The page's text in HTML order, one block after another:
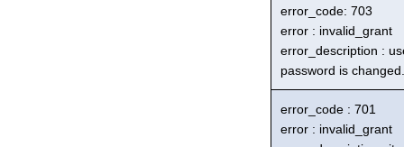
error_code: 703
error : invalid_grant
error_description :
password is changed.
error_code : 701
error : invalid_grant